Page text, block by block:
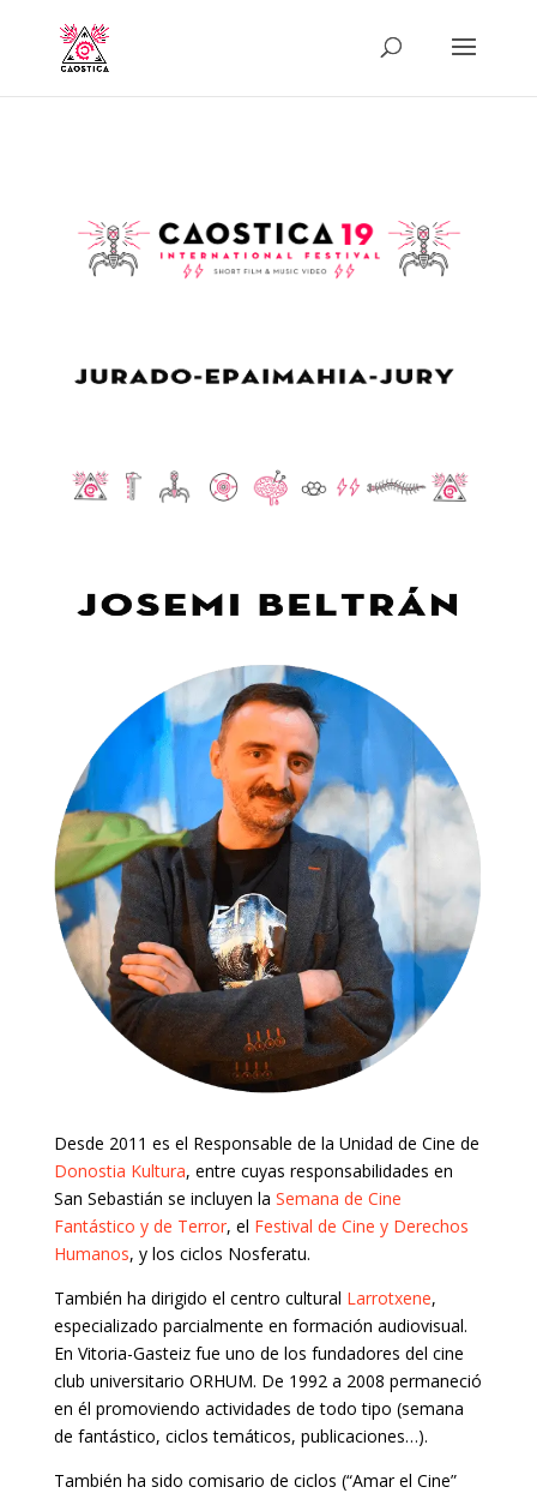
Desde 2011 es el Responsable de la Unidad de Cine de
Donostia Kultura, entre cuyas responsabilidades en
San Sebastián se incluyen la Semana de Cine
Fantástico y de Terror, el Festival de Cine y Derechos
Humanos, y los ciclos Nosferatu.
También ha dirigido el centro cultural Larrotxene,
especializado parcialmente en formación audiovisual.
En Vitoria-Gasteiz fue uno de los fundadores del cine
club universitario ORHUM. De 1992 a 2008 permaneció
en él promoviendo actividades de todo tipo (semana
de fantástico, ciclos temáticos, publicaciones…).
También ha sido comisario de ciclos (“Amar el Cine”